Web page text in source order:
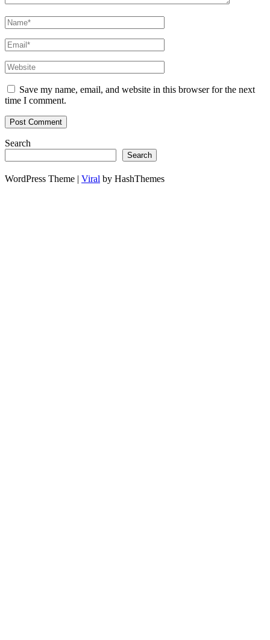
Save my name, email, and website in this browser for the next
time I comment.
Search
Search
WordPress Theme | Viral by HashThemes